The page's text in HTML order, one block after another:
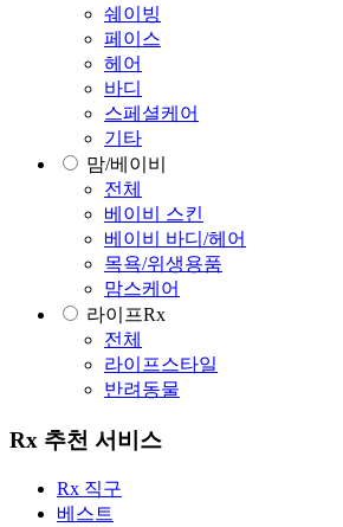
쉐이빙
페이스
헤어
바디
스페셜케어
기타
맘/베이비
전체
베이비 스킨
베이비 바디/헤어
목욕/위생용품
맘스케어
라이프Rx
전체
라이프스타일
반려동물
Rx 추천 서비스
Rx 직구
베스트